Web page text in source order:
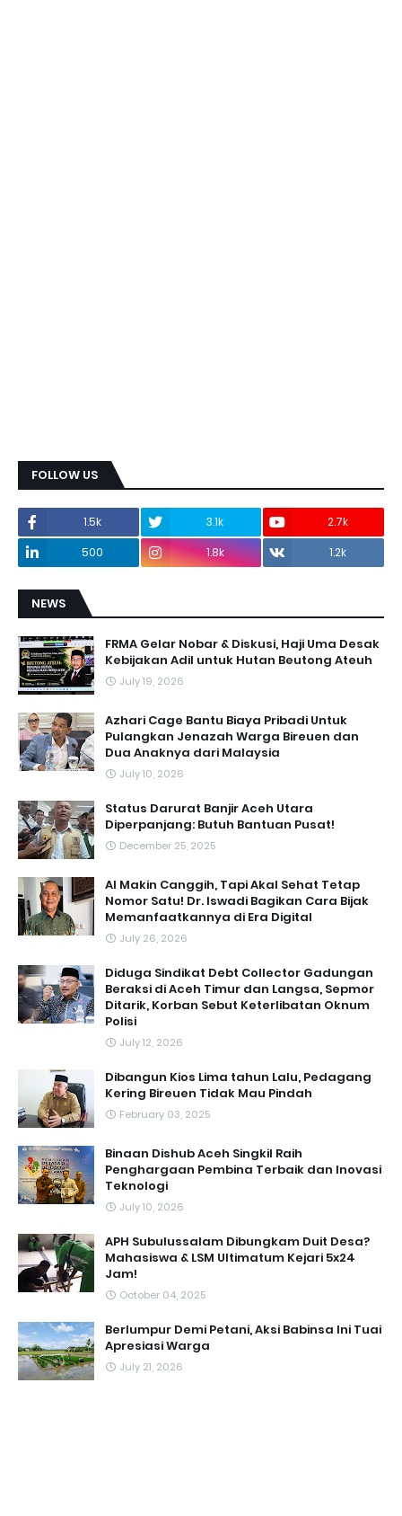
FOLLOW US
1.5k 3.1k
2.7k
500
1.8k 1.2k
NEWS
FRMA Gelar Nobar & Diskusi, Haji Uma Desak
Kebijakan Adil untuk Hutan Beutong Ateuh
July 19, 2026
Azhari Cage Bantu Biaya Pribadi Untuk
Pulangkan Jenazah Warga Bireuen dan
Dua Anaknya dari Malaysia
July 10, 2026
Status Darurat Banjir Aceh Utara
Diperpanjang: Butuh Bantuan Pusat!
December 25, 2025
AI Makin Canggih, Tapi Akal Sehat Tetap
Nomor Satu! Dr. Iswadi Bagikan Cara Bijak
Memanfaatkannya di Era Digital
July 26, 2026
Diduga Sindikat Debt Collector Gadungan
Beraksi di Aceh Timur dan Langsa, Sepmor
Ditarik, Korban Sebut Keterlibatan Oknum
Polisi
July 12, 2026
Dibangun Kios Lima tahun Lalu, Pedagang
Kering Bireuen Tidak Mau Pindah
February 03, 2025
Binaan Dishub Aceh Singkil Raih
Penghargaan Pembina Terbaik dan Inovasi
Teknologi
July 10, 2026
APH Subulussalam Dibungkam Duit Desa?
Mahasiswa & LSM Ultimatum Kejari 5x24
Jam!
October 04, 2025
Berlumpur Demi Petani, Aksi Babinsa Ini Tuai
Apresiasi Warga
July 21, 2026